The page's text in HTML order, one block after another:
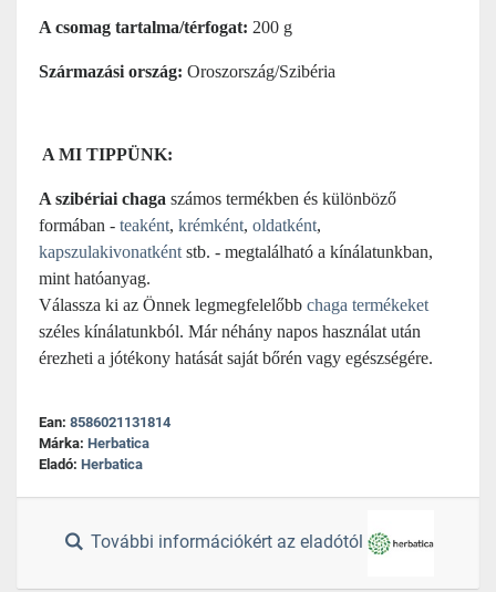
A csomag tartalma/térfogat: 200 g
Származási ország: Oroszország/Szibéria
A MI TIPPÜNK:
A szibériai chaga számos termékben és különböző
formában - teaként, krémként, oldatként,
kapszulakivonatként stb. - megtalálható a kínálatunkban,
mint hatóanyag.
Válassza ki az Önnek legmegfelelőbb chaga termékeket
széles kínálatunkból. Már néhány napos használat után
érezheti a jótékony hatását saját bőrén vagy egészségére.
Ean: 8586021131814
Márka: Herbatica
Eladó: Herbatica
További információkért az eladótól